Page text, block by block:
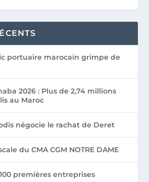
portuaire marocain grimpe de
2026 : Plus de 2,74 millions
au Maroc
négocie le rachat de Deret
du CMA CGM NOTRE DAME
premières entreprises